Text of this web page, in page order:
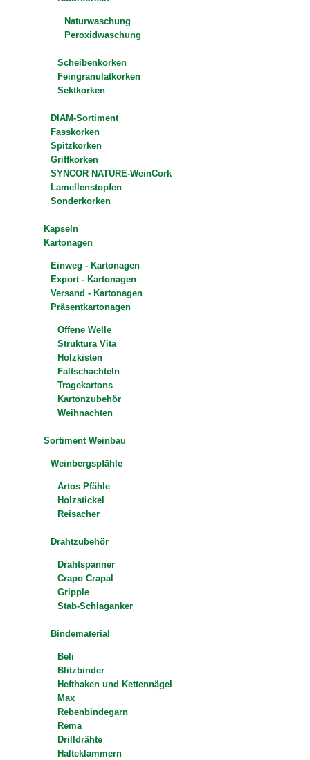
Naturwaschung
Peroxidwaschung
Scheibenkorken
Feingranulatkorken
Sektkorken
DIAM-Sortiment
Fasskorken
Spitzkorken
Griffkorken
SYNCOR NATURE-WeinCork
Lamellenstopfen
Sonderkorken
Kapseln
Kartonagen
Einweg - Kartonagen
Export - Kartonagen
Versand - Kartonagen
Präsentkartonagen
Offene Welle
Struktura Vita
Holzkisten
Faltschachteln
Tragekartons
Kartonzubehör
Weihnachten
Sortiment Weinbau
Weinbergspfähle
Artos Pfähle
Holzstickel
Reisacher
Drahtzubehör
Drahtspanner
Crapo Crapal
Gripple
Stab-Schlaganker
Bindematerial
Beli
Blitzbinder
Hefthaken und Kettennägel
Max
Rebenbindegarn
Rema
Drilldrähte
Halteklammern